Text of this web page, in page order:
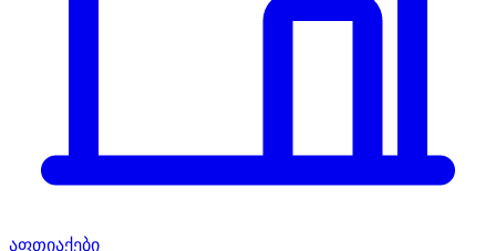
აფთიაქები